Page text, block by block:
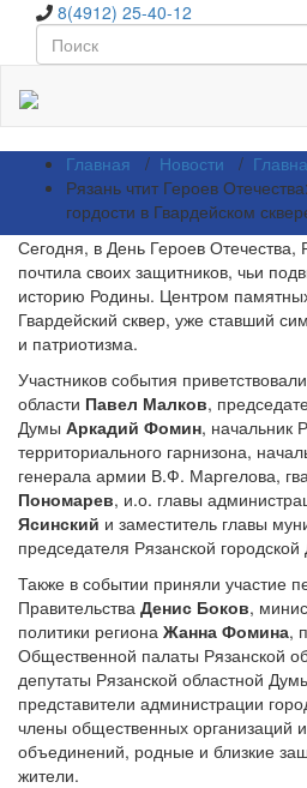
8(4912) 25-40-12
Главная / Новости /
Рязань чтит Героев
гордости в Гвардейском
Сегодня, в День Героев Отечества,
почтила своих защитников, чьи
историю Родины. Центром
Гвардейский сквер, уже ставший
и патриотизма.
Участников события
области Павел Малков,
Думы Аркадий Фомин, начальник
территориального гарнизона,
генерала армии В.Ф. Маргелова,
Пономарев, и.о. главы
Ясинский и заместитель главы
председателя Рязанской
Также в событии приняли участие
Правительства Денис Боков,
политики региона Жанна Фомина,
Общественной палаты Рязанской
депутаты Рязанской областной
представители администрации
члены общественных организаций
объединений, родные и близкие
жители.